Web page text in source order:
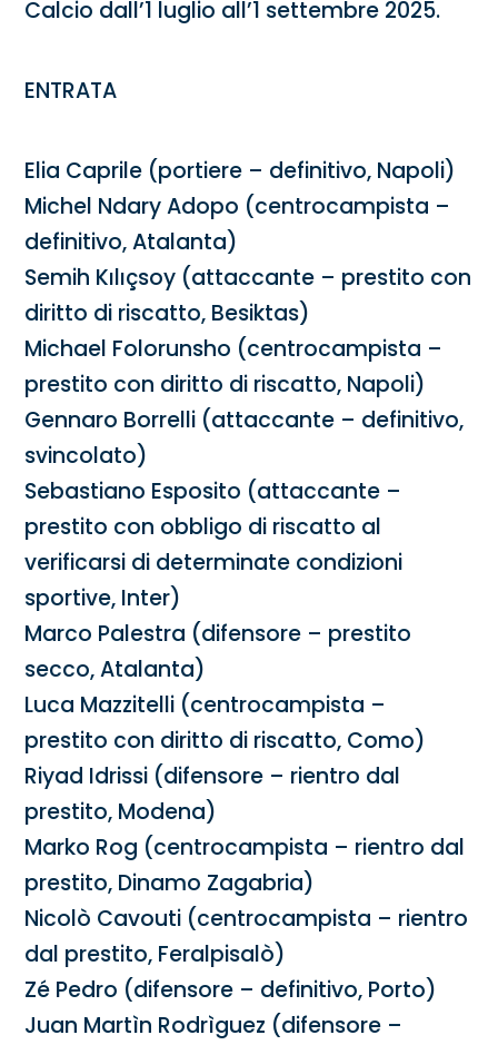
Calcio dall’1 luglio all’1 settembre 2025.
ENTRATA
Elia Caprile (portiere – definitivo, Napoli)
Michel Ndary Adopo (centrocampista –
definitivo, Atalanta)
Semih Kılıçsoy (attaccante – prestito con
diritto di riscatto, Besiktas)
Michael Folorunsho (centrocampista –
prestito con diritto di riscatto, Napoli)
Gennaro Borrelli (attaccante – definitivo,
svincolato)
Sebastiano Esposito (attaccante –
prestito con obbligo di riscatto al
verificarsi di determinate condizioni
sportive, Inter)
Marco Palestra (difensore – prestito
secco, Atalanta)
Luca Mazzitelli (centrocampista –
prestito con diritto di riscatto, Como)
Riyad Idrissi (difensore – rientro dal
prestito, Modena)
Marko Rog (centrocampista – rientro dal
prestito, Dinamo Zagabria)
Nicolò Cavouti (centrocampista – rientro
dal prestito, Feralpisalò)
Zé Pedro (difensore – definitivo, Porto)
Juan Martìn Rodrìguez (difensore –